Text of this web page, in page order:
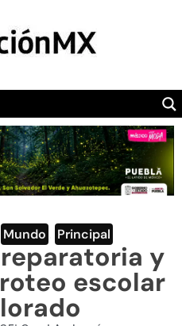
SECTION
Mundo Principal
y
escolar